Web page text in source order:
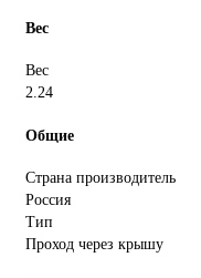
Вес
Вес
2.24
Общие
Страна производитель
Россия
Тип
Проход через крышу